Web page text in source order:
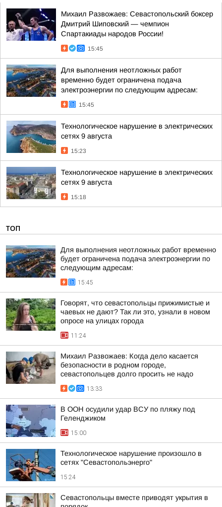
Михаил Развожаев: Севастопольский боксер
Дмитрий Шиповский — чемпион
Спартакиады народов России!
15:45
Для выполнения неотложных работ
временно будет ограничена подача
электроэнергии по следующим адресам:
15:45
Технологическое нарушение в электрических
сетях 9 августа
15:23
Технологическое нарушение в электрических
сетях 9 августа
15:18
ТОП
Для выполнения неотложных работ временно
будет ограничена подача электроэнергии по
следующим адресам:
15:45
Говорят, что севастопольцы прижимистые и
чаевых не дают? Так ли это, узнали в новом
опросе на улицах города
11:24
Михаил Развожаев: Когда дело касается
безопасности в родном городе,
севастопольцев долго просить не надо
13:33
В ООН осудили удар ВСУ по пляжу под
Геленджиком
15:00
Технологическое нарушение произошло в
сетях "Севастопольэнерго"
15:24
Севастопольцы вместе приводят укрытия в